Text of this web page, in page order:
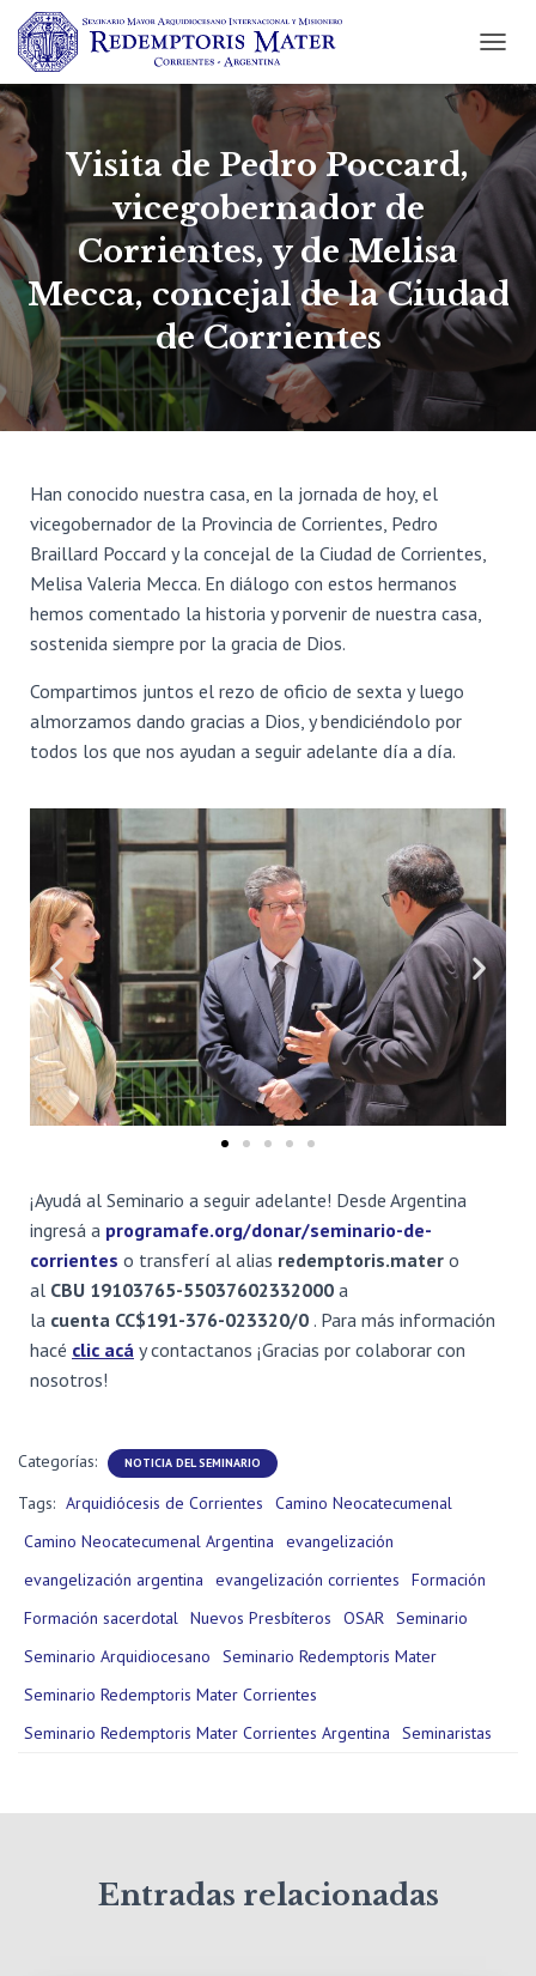
A
M
I
A
D
O
D
E
Visita de Pedro Poccard,
vicegobernador de
Corrientes, y de Melisa
Mecca, concejal de la Ciudad
de Corrientes
Han conocido nuestra casa, en la jornada de hoy, el
vicegobernador de la Provincia de Corrientes, Pedro
Braillard Poccard y la concejal de la Ciudad de Corrientes,
Melisa Valeria Mecca. En diálogo con estos hermanos
hemos comentado la historia y porvenir de nuestra casa,
sostenida siempre por la gracia de Dios.
Compartimos juntos el rezo de oficio de sexta y luego
almorzamos dando gracias a Dios, y bendiciéndolo por
todos los que nos ayudan a seguir adelante día a día.
¡Ayudá al Seminario a seguir adelante! Desde Argentina
ingresá a programafe.org/donar/seminario-de-
corrientes o transferí al alias redemptoris.mater o
al CBU 19103765-55037602332000 a
la cuenta CC$191-376-023320/0 . Para más información
hacé clic acá y contactanos ¡Gracias por colaborar con
nosotros!
Categorías: NOTICIA DEL SEMINARIO
Tags: Arquidiócesis de Corrientes
Camino Neocatecumenal
Camino Neocatecumenal Argentina
evangelización
evangelización argentina
evangelización corrientes
Formación
Formación sacerdotal Nuevos Presbíteros OSAR Seminario
Seminario Arquidiocesano
Seminario Redemptoris Mater
Seminario Redemptoris Mater Corrientes
Seminario Redemptoris Mater Corrientes Argentina
Seminaristas
Entradas relacionadas